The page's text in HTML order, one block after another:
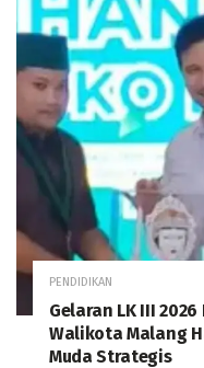
PENDIDIKAN
Gelaran LK III 2026
Walikota Malang
Muda Strategis